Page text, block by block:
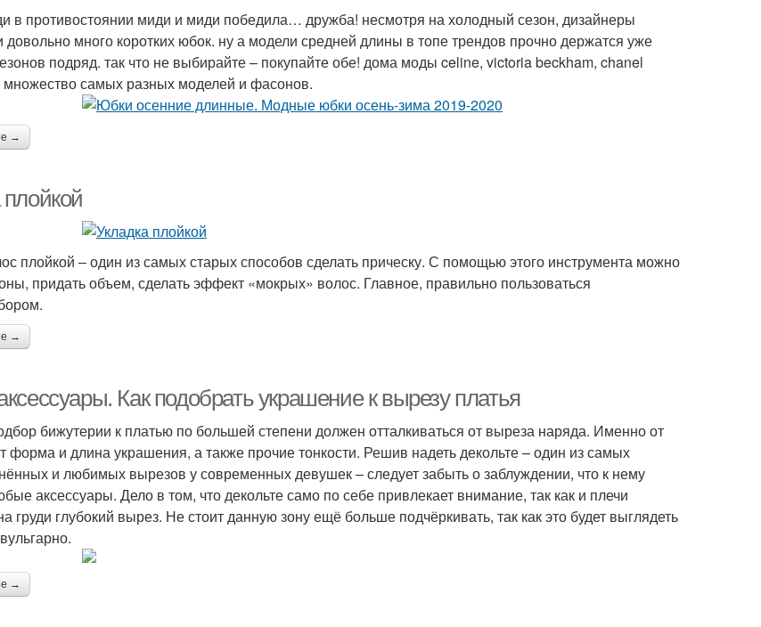
в противостоянии миди и миди победила… дружба! несмотря на холодный сезон, дизайнеры
много коротких юбок. ну а модели средней длины в топе трендов прочно держатся уже
подряд. так что не выбирайте – покупайте обе! дома моды celine, victoria beckham, chanel
множество самых разных моделей и фасонов.
→
плойкой – один из самых старых способов сделать прическу. С помощью этого инструмента можно
придать объем, сделать эффект «мокрых» волос. Главное, правильно пользоваться
→
Как подобрать украшение к вырезу платья
бижутерии к платью по большей степени должен отталкиваться от выреза наряда. Именно от
форма и длина украшения, а также прочие тонкости. Решив надеть декольте – один из самых
и любимых вырезов у современных девушек – следует забыть о заблуждении, что к нему
аксессуары. Дело в том, что декольте само по себе привлекает внимание, так как и плечи
груди глубокий вырез. Не стоит данную зону ещё больше подчёркивать, так как это будет выглядеть
→